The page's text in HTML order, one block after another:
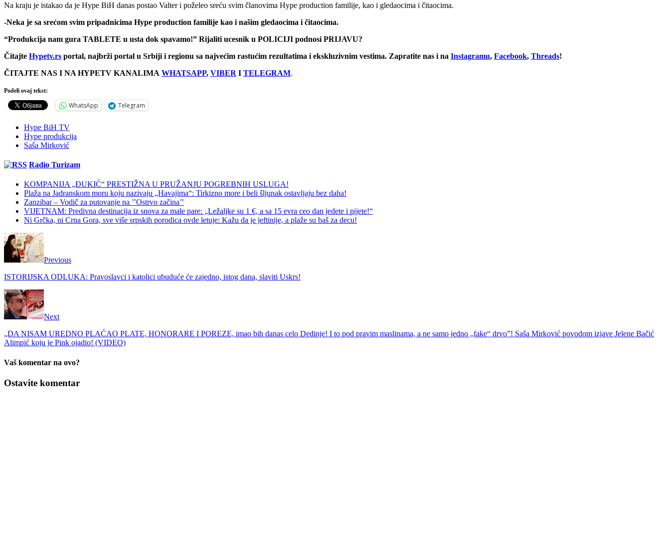
Na kraju je istakao da je Hype BiH danas postao Valter i poželeo sreću svim članovima Hype production familije, kao i gledaocima i čitaocima.
-Neka je sa srećom svim pripadnicima Hype production familije kao i našim gledaocima i čitaocima.
“Produkcija nam gura TABLETE u usta dok spavamo!” Rijaliti ucesnik u POLICIJI podnosi PRIJAVU?
Čitajte Hypetv.rs portal, najbrži portal u Srbiji i regionu sa najvećim rastućim rezultatima i ekskluzivnim vestima. Zapratite nas i na Instagramu, Facebook, Threads!
ČITAJTE NAS I NA HYPETV KANALIMA WHATSAPP, VIBER I TELEGRAM.
Podeli ovaj tekst:
WhatsApp Telegram
Hype BiH TV
Hype produkcija
Saša Mirković
Radio Turizam
KOMPANIJA „ĐUKIĆ“ PRESTIŽNA U PRUŽANJU POGREBNIH USLUGA!
Plaža na Jadranskom moru koju nazivaju „Havajima“: Tirkizno more i beli šljunak ostavljaju bez daha!
Zanzibar – Vodič za putovanje na ’’Ostrvo začina’’
VIJETNAM: Predivna destinacija iz snova za male pare: „Ležaljke su 1 €, a sa 15 evra ceo dan jedete i pijete!“
Ni Grčka, ni Crna Gora, sve više srpskih porodica ovde letuje: Kažu da je jeftinije, a plaže su baš za decu!
Previous
ISTORIJSKA ODLUKA: Pravoslavci i katolici ubuduće će zajedno, istog dana, slaviti Uskrs!
Next
„DA NISAM UREDNO PLAĆAO PLATE, HONORARE I POREZE, imao bih danas celo Dedinje! I to pod pravim maslinama, a ne samo jedno „fake“ drvo”! Saša Mirković povodom izjave Jelene Bačić
Alimpić koju je Pink ojadio! (VIDEO)
Vaš komentar na ovo?
Ostavite komentar